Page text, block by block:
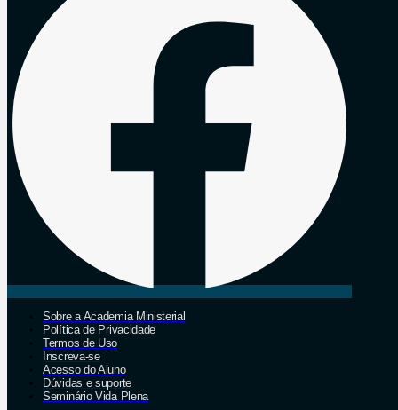
Sobre a Academia Ministerial
Política de Privacidade
Termos de Uso
Inscreva-se
Acesso do Aluno
Dúvidas e suporte
Seminário Vida Plena